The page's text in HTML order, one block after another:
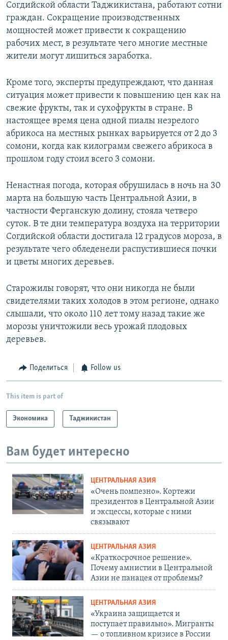
Согдийской области Таджикистана, работают сотни
граждан. Сокращение производственных
мощностей может привести к сокращению
рабочих мест, в результате чего многие местные
жители могут лишиться заработка.
Кроме того, эксперты предупреждают, что данная
ситуация может привести к повышению цен как на
свежие фрукты, так и сухофрукты в стране. В
настоящее время цена одной пиалы незрелого
абрикоса на местных рынках варьируется от 2 до 3
сомони, когда как килограмм свежего абрикоса в
прошлом году стоил всего 3 сомони.
Ненастная погода, которая обрушилась в ночь на 30
марта на большую часть Центральной Азии, в
частности Ферганскую долину, стояла четверо
суток. В те дни температура воздуха на территории
Согдийской области достигала 12 градусов мороза, в
результате чего обледенели распустившиеся почки
и цветы многих деревьев.
Старожилы говорят, что они никогда не были
свидетелями таких холодов в этом регионе, однако
слышали, что около 110 лет тому назад такие же
морозы уничтожили весь урожай плодовых
деревьев.
Поделиться Follow us
This item is part of
Экономика Таджикистан
Вам будет интересно
ЦЕНТРАЛЬНАЯ АЗИЯ
«Очень помпезно». Кортежи
президентов в Центральной Азии
и эксцессы, которые с ними
связывают
ЦЕНТРАЛЬНАЯ АЗИЯ
«Краткосрочное решение».
Почему амнистии в Центральной
Азии не панацея от проблемы?
ЦЕНТРАЛЬНАЯ АЗИЯ
«Украина защищается и
поступает правильно». Мигранты
— о топливном кризисе в России